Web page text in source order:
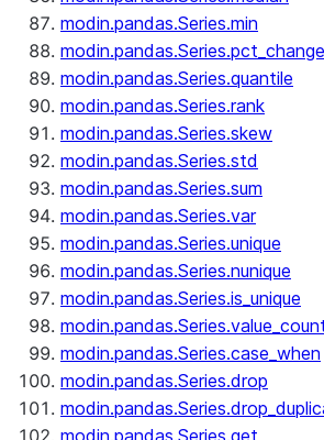
modin.pandas.Series.min
modin.pandas.Series.pct_change
modin.pandas.Series.quantile
modin.pandas.Series.rank
modin.pandas.Series.skew
modin.pandas.Series.std
modin.pandas.Series.sum
modin.pandas.Series.var
modin.pandas.Series.unique
modin.pandas.Series.nunique
modin.pandas.Series.is_unique
modin.pandas.Series.case_when
modin.pandas.Series.drop
modin.pandas.Series.get